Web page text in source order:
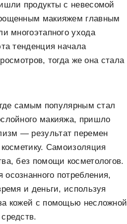
продукты с невесомой
макияжем главным
многоэтапного ухода
тенденция начала
тогда же она стала
самым популярным стал
макияжа, пришло
— результат перемен
Самоизоляция
без помощи косметологов.
потребления,
и деньги, используя
кожей с помощью несложной